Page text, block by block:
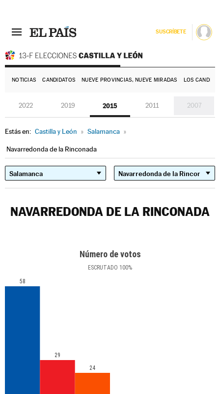
SUSCRÍBETE
NOTICIAS CANDIDATOS NUEVE PROVINCIAS, NUEVE MIRADAS LOS
2022 2019 2015 2011 2007
Estás en: Castilla y León » Salamanca »
Navarredonda de la Rinconada
NAVARREDONDA DE LA RINCONADA
Número de votos
ESCRUTADO 100%
58
29
24